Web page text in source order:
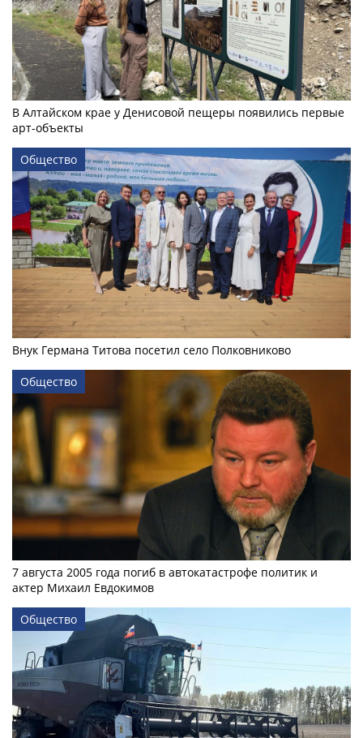
В Алтайском крае у Денисовой пещеры появились первые
арт-объекты
Общество
Внук Германа Титова посетил село Полковниково
Общество
7 августа 2005 года погиб в автокатастрофе политик и
актер Михаил Евдокимов
Общество